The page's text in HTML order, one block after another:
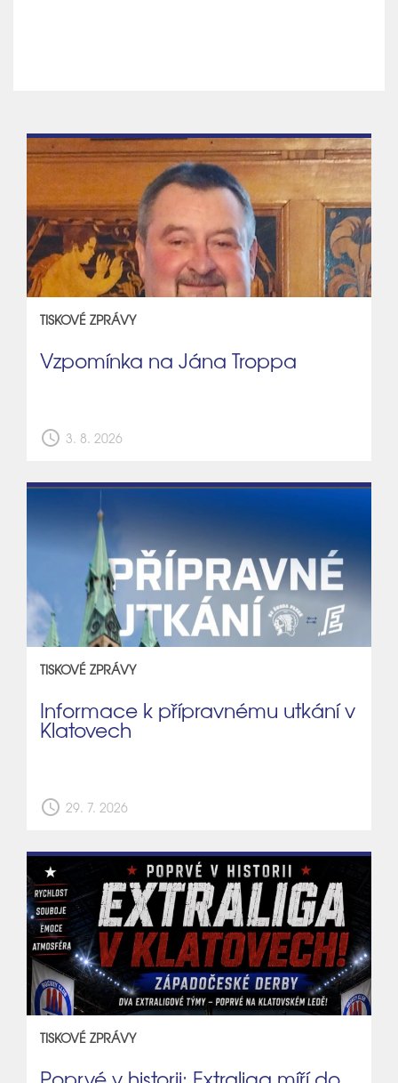
TISKOVÉ ZPRÁVY
Vzpomínka na Jána Troppa
schedule 3. 8. 2026
TISKOVÉ ZPRÁVY
Informace k přípravnému utkání v
Klatovech
schedule 29. 7. 2026
TISKOVÉ ZPRÁVY